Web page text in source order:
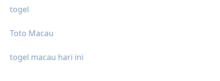
togel
Toto Macau
togel macau hari ini